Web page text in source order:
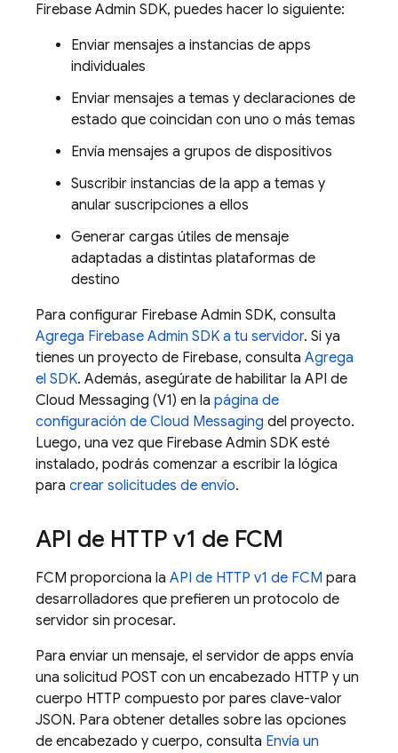
Firebase Admin SDK, puedes hacer lo siguiente:
Enviar mensajes a instancias de apps
individuales
Enviar mensajes a temas y declaraciones de
estado que coincidan con uno o más temas
Envía mensajes a grupos de dispositivos
Suscribir instancias de la app a temas y
anular suscripciones a ellos
Generar cargas útiles de mensaje
adaptadas a distintas plataformas de
destino
Para configurar Firebase Admin SDK, consulta
Agrega Firebase Admin SDK a tu servidor. Si ya
tienes un proyecto de Firebase, consulta Agrega
el SDK. Además, asegúrate de habilitar la API de
Cloud Messaging (V1) en la página de
configuración de Cloud Messaging del proyecto.
Luego, una vez que Firebase Admin SDK esté
instalado, podrás comenzar a escribir la lógica
para crear solicitudes de envío.
API de HTTP v1 de FCM
FCM proporciona la API de HTTP v1 de FCM para
desarrolladores que prefieren un protocolo de
servidor sin procesar.
Para enviar un mensaje, el servidor de apps envía
una solicitud POST con un encabezado HTTP y un
cuerpo HTTP compuesto por pares clave-valor
JSON. Para obtener detalles sobre las opciones
de encabezado y cuerpo, consulta Envía un